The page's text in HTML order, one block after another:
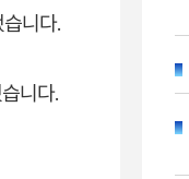
니다.
니다.